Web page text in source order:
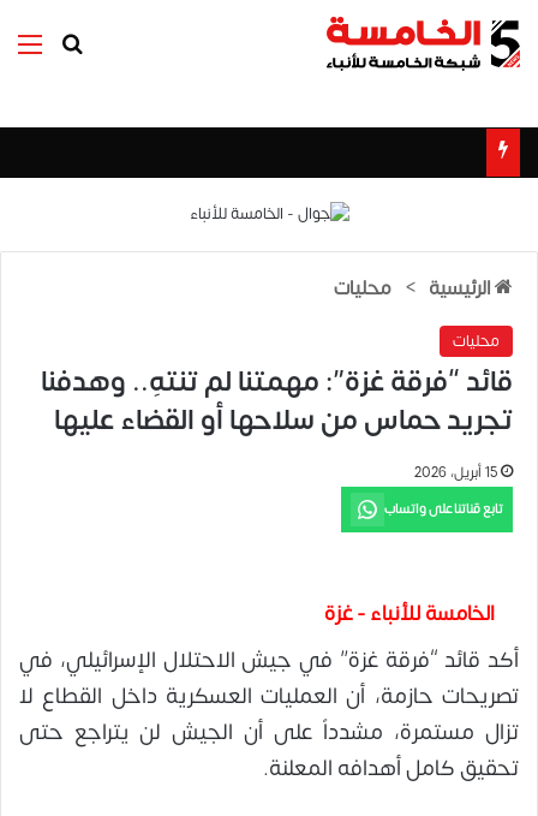
بحث عن
الرئيسية > محليات
محليات
قائد “فرقة غزة”: مهمتنا لم تنتهِ.. وهدفنا
تجريد حماس من سلاحها أو القضاء عليها
15 أبريل، 2026
تابع قناتنا على واتساب
الخامسة للأنباء - غزة
أكد قائد “فرقة غزة” في جيش الاحتلال الإسرائيلي، في
تصريحات حازمة، أن العمليات العسكرية داخل القطاع لا
تزال مستمرة، مشدداً على أن الجيش لن يتراجع حتى
تحقيق كامل أهدافه المعلنة.